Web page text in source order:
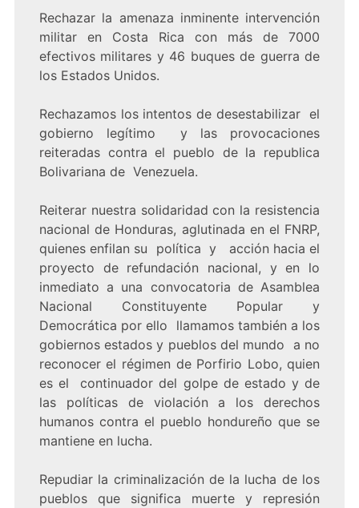
Rechazar la amenaza inminente intervención
militar en Costa Rica con más de 7000
efectivos militares y 46 buques de guerra de
los Estados Unidos.
Rechazamos los intentos de desestabilizar el
gobierno legítimo y las provocaciones
reiteradas contra el pueblo de la republica
Bolivariana de Venezuela.
Reiterar nuestra solidaridad con la resistencia
nacional de Honduras, aglutinada en el FNRP,
quienes enfilan su política y acción hacia el
proyecto de refundación nacional, y en lo
inmediato a una convocatoria de Asamblea
Nacional Constituyente Popular y
Democrática por ello llamamos también a los
gobiernos estados y pueblos del mundo a no
reconocer el régimen de Porfirio Lobo, quien
es el continuador del golpe de estado y de
las políticas de violación a los derechos
humanos contra el pueblo hondureño que se
mantiene en lucha.
Repudiar la criminalización de la lucha de los
pueblos que significa muerte y represión